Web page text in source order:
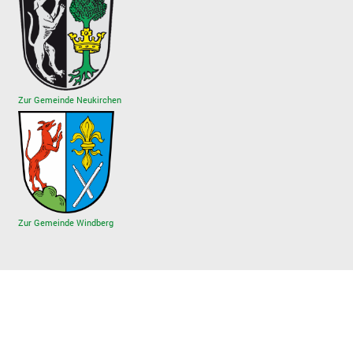
Zur Gemeinde Neukirchen
Zur Gemeinde Windberg